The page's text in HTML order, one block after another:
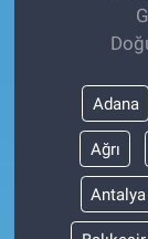
Adana
Ağrı
Antalya